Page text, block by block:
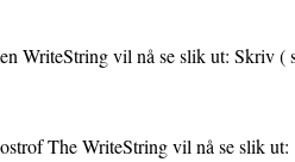
WriteString vil nå se slik ut: Skriv (
The WriteString vil nå se slik